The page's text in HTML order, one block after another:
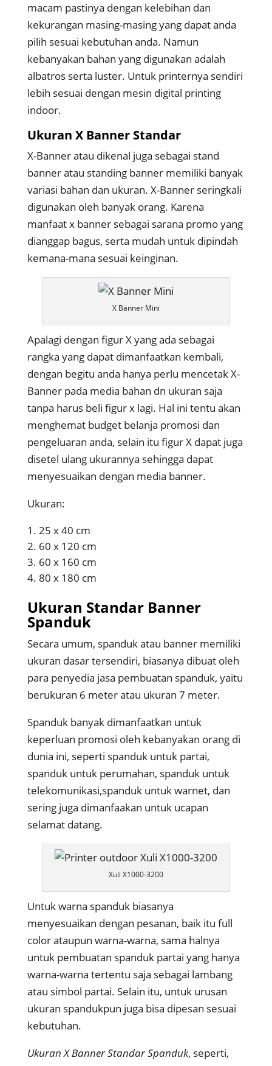
macam pastinya dengan kelebihan dan
kekurangan masing-masing yang dapat anda
pilih sesuai kebutuhan anda. Namun
kebanyakan bahan yang digunakan adalah
albatros serta luster. Untuk printernya sendiri
lebih sesuai dengan mesin digital printing
indoor.
Ukuran X Banner Standar
X-Banner atau dikenal juga sebagai stand
banner atau standing banner memiliki banyak
variasi bahan dan ukuran. X-Banner seringkali
digunakan oleh banyak orang. Karena
manfaat x banner sebagai sarana promo yang
dianggap bagus, serta mudah untuk dipindah
kemana-mana sesuai keinginan.
X Banner Mini
Apalagi dengan figur X yang ada sebagai
rangka yang dapat dimanfaatkan kembali,
dengan begitu anda hanya perlu mencetak X-
Banner pada media bahan dn ukuran saja
tanpa harus beli figur x lagi. Hal ini tentu akan
menghemat budget belanja promosi dan
pengeluaran anda, selain itu figur X dapat juga
disetel ulang ukurannya sehingga dapat
menyesuaikan dengan media banner.
Ukuran:
25 x 40 cm
60 x 120 cm
60 x 160 cm
80 x 180 cm
Ukuran Standar Banner
Spanduk
Secara umum, spanduk atau banner memiliki
ukuran dasar tersendiri, biasanya dibuat oleh
para penyedia jasa pembuatan spanduk, yaitu
berukuran 6 meter atau ukuran 7 meter.
Spanduk banyak dimanfaatkan untuk
keperluan promosi oleh kebanyakan orang di
dunia ini, seperti spanduk untuk partai,
spanduk untuk perumahan, spanduk untuk
telekomunikasi,spanduk untuk warnet, dan
sering juga dimanfaakan untuk ucapan
selamat datang.
Xuli X1000-3200
Untuk warna spanduk biasanya
menyesuaikan dengan pesanan, baik itu full
color ataupun warna-warna, sama halnya
untuk pembuatan spanduk partai yang hanya
warna-warna tertentu saja sebagai lambang
atau simbol partai. Selain itu, untuk urusan
ukuran spandukpun juga bisa dipesan sesuai
kebutuhan.
Ukuran X Banner Standar Spanduk, seperti,